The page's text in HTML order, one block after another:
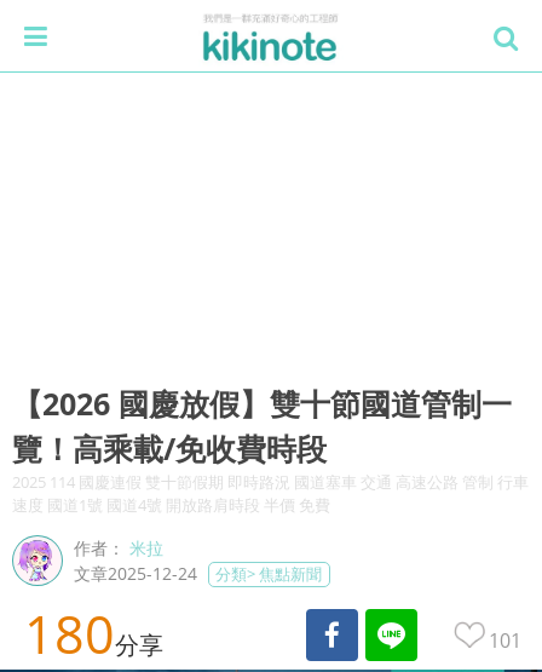
【2026 國慶放假】雙十節國道管制一
覽！高乘載/免收費時段
2025 114 國慶連假 雙十節假期 即時路況 國道塞車 交通 高速公路 管制 行車
速度 國道1號 國道4號 開放路肩時段 半價 免費
作者：米拉
文章2025-12-24
分類>焦點新聞
180分享 101